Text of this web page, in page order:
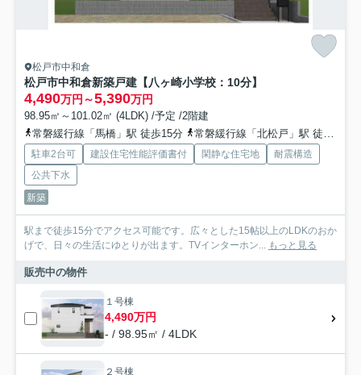
松戸市中和倉
松戸市中和倉新築戸建【八ヶ崎小学校：10分】
4,490万円～5,390万円
98.95㎡～101.02㎡ (4LDK) /予定 /2階建
常磐緩行線「馬橋」駅 徒歩15分
常磐緩行線「北松戸」駅 徒歩22分
駐車2台可 建設住宅性能評価書付 閑静な住宅地
耐震構造
公共下水
新築
駅まで徒歩15分でアクセス可能です。広々とした15帖以上のLDKのおか
げで、日々の生活にゆとりが出ます。TVインターホン... もっと見る
販売中の物件
１号棟
4,490万円
- / 98.95㎡ / 4LDK
２号棟